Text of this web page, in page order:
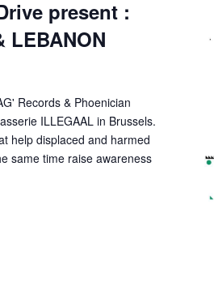
present :
LEBANON
Records & Phoenician
ILLEGAAL in Brussels.
help displaced and harmed
same time raise awareness